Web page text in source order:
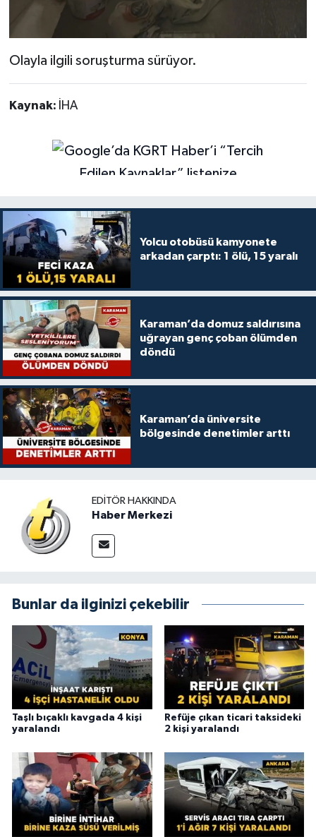
Olayla ilgili soruşturma sürüyor.
Kaynak: İHA
Yolcu otobüsü kamyonete
arkadan çarptı: 1 ölü, 15 yaralı
Karaman’da domuz saldırısına
uğrayan genç çoban ölümden
döndü
Karaman’da üniversite
bölgesinde denetimler arttı
EDITÖR HAKKINDA
Haber Merkezi
Bunlar da ilginizi çekebilir
Taşlı bıçaklı kavgada 4 kişi
yaralandı
Refüje çıkan ticari taksideki
2 kişi yaralandı